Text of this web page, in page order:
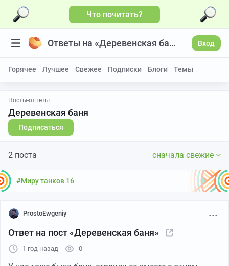
Что почитать?
Ответы на «Деревенская баня» Вход
Горячее Лучшее Свежее Подписки Блоги Темы
Посты-ответы
Деревенская баня
Подписаться
2 поста сначала свежие
#Миру танков 16
ProstoEwgeniy
Ответ на пост «Деревенская баня»
1 год назад 0